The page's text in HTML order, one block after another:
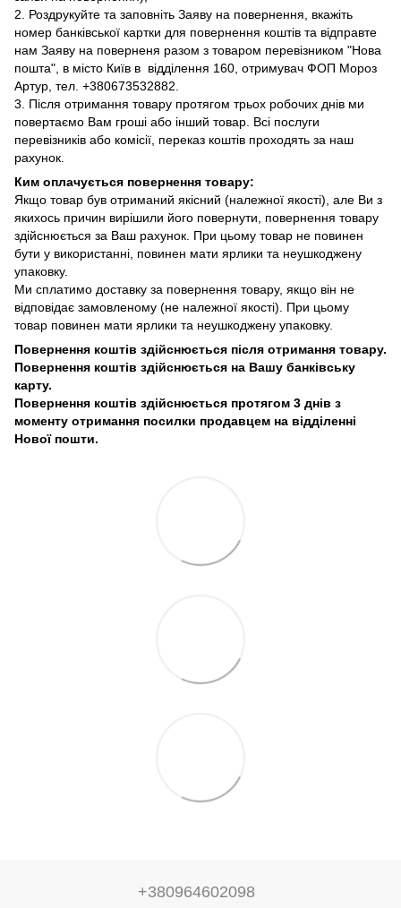
2. Роздрукуйте та заповніть Заяву на повернення, вкажіть
номер банківської картки для повернення коштів та відправте
нам Заяву на поверненя разом з товаром перевізником "Нова
пошта", в місто Київ в відділення 160, отримувач ФОП Мороз
Артур, тел. +380673532882.
3. Після отримання товару протягом трьох робочих днів ми
повертаємо Вам гроші або інший товар. Всі послуги
перевізників або комісії, переказ коштів проходять за наш
рахунок.
Ким оплачується повернення товару:
Якщо товар був отриманий якісний (належної якості), але Ви з
якихось причин вирішили його повернути, повернення товару
здійснюється за Ваш рахунок. При цьому товар не повинен
бути у використанні, повинен мати ярлики та неушкоджену
упаковку.
Ми сплатимо доставку за повернення товару, якщо він не
відповідає замовленому (не належної якості). При цьому
товар повинен мати ярлики та неушкоджену упаковку.
Повернення коштів здійснюється після отримання товару.
Повернення коштів здійснюється на Вашу банківську
карту.
Повернення коштів здійснюється протягом 3 днів з
моменту отримання посилки продавцем на відділенні
Нової пошти.
+380964602098